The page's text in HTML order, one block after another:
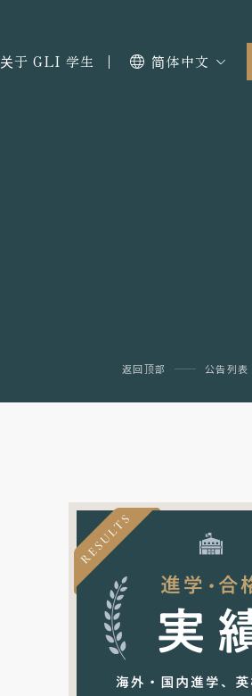
关于 GLI 学生 简体中文
返回顶部 公告列表